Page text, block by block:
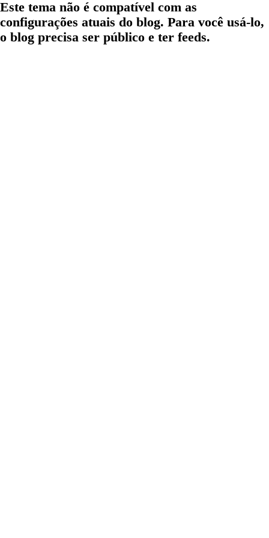
Este tema não é compatível com as
configurações atuais do blog. Para você usá-lo,
o blog precisa ser público e ter feeds.